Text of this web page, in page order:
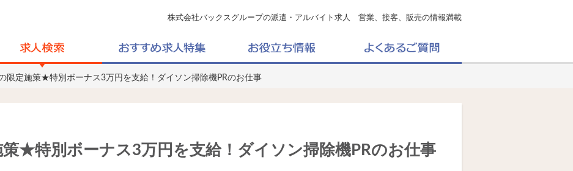
株式会社バックスグループの派遣・アルバイト求人 営業、接客、販売の情報満載
限定施策★特別ボーナス3万円を支給！ダイソン掃除機PRのお仕事
★特別ボーナス3万円を支給！ダイソン掃除機PRのお仕事